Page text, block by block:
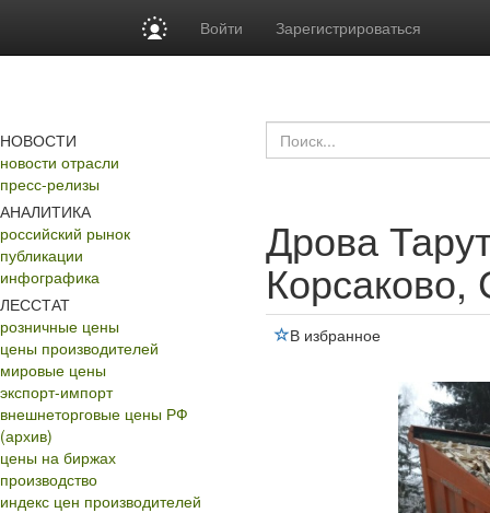
Войти Зарегистрироваться
НОВОСТИ
новости отрасли
пресс-релизы
АНАЛИТИКА
российский рынок
публикации
инфографика
ЛЕССТАТ
розничные цены
цены производителей
мировые цены
экспорт-импорт
внешнеторговые цены РФ
(архив)
цены на биржах
производство
индекс цен производителей
Дрова
Корсаково,
В избранное